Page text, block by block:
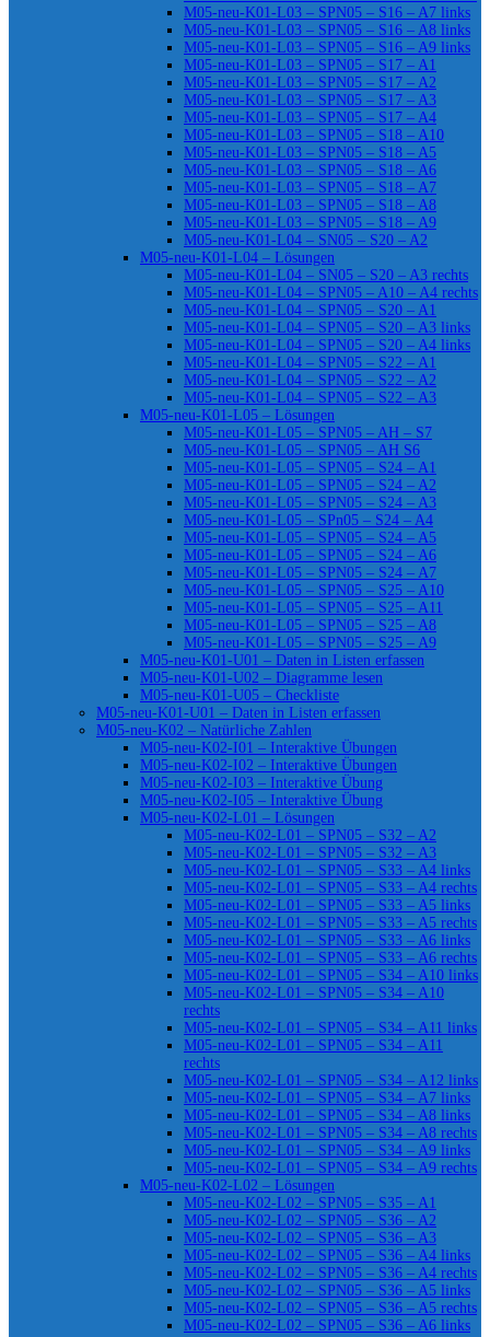
M05-neu-K01-L03 – SPN05 – S16 – A7 links
M05-neu-K01-L03 – SPN05 – S16 – A8 links
M05-neu-K01-L03 – SPN05 – S16 – A9 links
M05-neu-K01-L03 – SPN05 – S17 – A1
M05-neu-K01-L03 – SPN05 – S17 – A2
M05-neu-K01-L03 – SPN05 – S17 – A3
M05-neu-K01-L03 – SPN05 – S17 – A4
M05-neu-K01-L03 – SPN05 – S18 – A10
M05-neu-K01-L03 – SPN05 – S18 – A5
M05-neu-K01-L03 – SPN05 – S18 – A6
M05-neu-K01-L03 – SPN05 – S18 – A7
M05-neu-K01-L03 – SPN05 – S18 – A8
M05-neu-K01-L03 – SPN05 – S18 – A9
M05-neu-K01-L04 – SN05 – S20 – A2
M05-neu-K01-L04 – Lösungen
M05-neu-K01-L04 – SN05 – S20 – A3 rechts
M05-neu-K01-L04 – SPN05 – A10 – A4 rechts
M05-neu-K01-L04 – SPN05 – S20 – A1
M05-neu-K01-L04 – SPN05 – S20 – A3 links
M05-neu-K01-L04 – SPN05 – S20 – A4 links
M05-neu-K01-L04 – SPN05 – S22 – A1
M05-neu-K01-L04 – SPN05 – S22 – A2
M05-neu-K01-L04 – SPN05 – S22 – A3
M05-neu-K01-L05 – Lösungen
M05-neu-K01-L05 – SPN05 – AH – S7
M05-neu-K01-L05 – SPN05 – AH S6
M05-neu-K01-L05 – SPN05 – S24 – A1
M05-neu-K01-L05 – SPN05 – S24 – A2
M05-neu-K01-L05 – SPN05 – S24 – A3
M05-neu-K01-L05 – SPn05 – S24 – A4
M05-neu-K01-L05 – SPN05 – S24 – A5
M05-neu-K01-L05 – SPN05 – S24 – A6
M05-neu-K01-L05 – SPN05 – S24 – A7
M05-neu-K01-L05 – SPN05 – S25 – A10
M05-neu-K01-L05 – SPN05 – S25 – A11
M05-neu-K01-L05 – SPN05 – S25 – A8
M05-neu-K01-L05 – SPN05 – S25 – A9
M05-neu-K01-U01 – Daten in Listen erfassen
M05-neu-K01-U02 – Diagramme lesen
M05-neu-K01-U05 – Checkliste
M05-neu-K01-U01 – Daten in Listen erfassen
M05-neu-K02 – Natürliche Zahlen
M05-neu-K02-I01 – Interaktive Übungen
M05-neu-K02-I02 – Interaktive Übungen
M05-neu-K02-I03 – Interaktive Übung
M05-neu-K02-I05 – Interaktive Übung
M05-neu-K02-L01 – Lösungen
M05-neu-K02-L01 – SPN05 – S32 – A2
M05-neu-K02-L01 – SPN05 – S32 – A3
M05-neu-K02-L01 – SPN05 – S33 – A4 links
M05-neu-K02-L01 – SPN05 – S33 – A4 rechts
M05-neu-K02-L01 – SPN05 – S33 – A5 links
M05-neu-K02-L01 – SPN05 – S33 – A5 rechts
M05-neu-K02-L01 – SPN05 – S33 – A6 links
M05-neu-K02-L01 – SPN05 – S33 – A6 rechts
M05-neu-K02-L01 – SPN05 – S34 – A10 links
M05-neu-K02-L01 – SPN05 – S34 – A10
rechts
M05-neu-K02-L01 – SPN05 – S34 – A11 links
M05-neu-K02-L01 – SPN05 – S34 – A11
rechts
M05-neu-K02-L01 – SPN05 – S34 – A12 links
M05-neu-K02-L01 – SPN05 – S34 – A7 links
M05-neu-K02-L01 – SPN05 – S34 – A8 links
M05-neu-K02-L01 – SPN05 – S34 – A8 rechts
M05-neu-K02-L01 – SPN05 – S34 – A9 links
M05-neu-K02-L01 – SPN05 – S34 – A9 rechts
M05-neu-K02-L02 – Lösungen
M05-neu-K02-L02 – SPN05 – S35 – A1
M05-neu-K02-L02 – SPN05 – S36 – A2
M05-neu-K02-L02 – SPN05 – S36 – A3
M05-neu-K02-L02 – SPN05 – S36 – A4 links
M05-neu-K02-L02 – SPN05 – S36 – A4 rechts
M05-neu-K02-L02 – SPN05 – S36 – A5 links
M05-neu-K02-L02 – SPN05 – S36 – A5 rechts
M05-neu-K02-L02 – SPN05 – S36 – A6 links